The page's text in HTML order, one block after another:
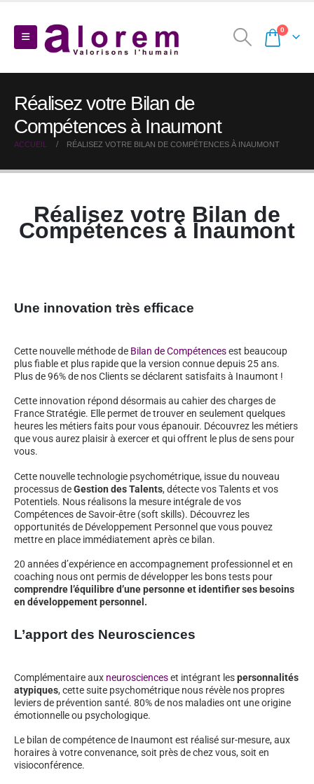
0
Réalisez votre Bilan de
Compétences à Inaumont
ACCUEIL RÉALISEZ VOTRE BILAN DE COMPÉTENCES À INAUMONT
Réalisez votre Bilan de
Compétences à Inaumont
Une innovation très efficace
Cette nouvelle méthode de Bilan de Compétencesest beaucoup
plus fiable et plus rapide que la version connue depuis 25 ans.
Plus de 96% de nos Clients se déclarent satisfaits à Inaumont !
Cette innovation répond désormais au cahier des charges de
France Stratégie. Elle permet de trouver en seulement quelques
heures les métiers faits pour vous épanouir. Découvrez les métiers
que vous aurez plaisir à exercer et qui offrent le plus de sens pour
vous.
Cette nouvelle technologie psychométrique, issue du nouveau
processus deGestion des Talents, détecte vos Talents et vos
Potentiels. Nous réalisons la mesure intégrale de vos
Compétences de Savoir-être (soft skills). Découvrez les
opportunités de Développement Personnel que vous pouvez
mettre en place immédiatement après ce bilan.
20 années d’expérience en accompagnement professionnel et en
coaching nous ont permis de développer les bons tests pour
comprendre l’équilibre d’une personne et identifier ses besoins
en développement personnel.
L’apport des Neurosciences
Complémentaire aux neuroscienceset intégrant lespersonnalités
atypiques, cette suite psychométrique nous révèle nos propres
leviers de prévention santé. 80% de nos maladies ont une origine
émotionnelle ou psychologique.
Le bilan de compétence de Inaumont est réalisé sur-mesure, aux
horaires à votre convenance, soit près de chez vous, soit en
visioconférence.